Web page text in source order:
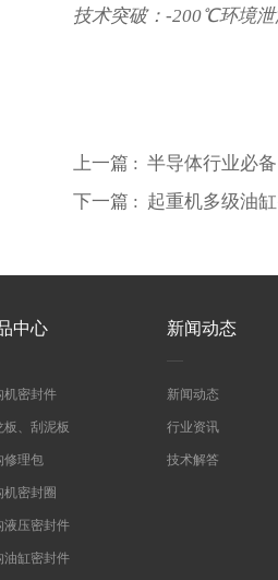
技术突破：-200℃环境泄
上一篇 : 半导体行业必
下一篇 : 起重机多级油
中心
机密封件
板、刮泥板
修理包
机密封圈
液压密封件
油缸密封件
新闻动态
新闻动态
行业资讯
技术解答